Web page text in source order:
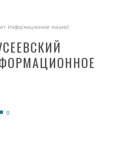
Информационное письмо!
0